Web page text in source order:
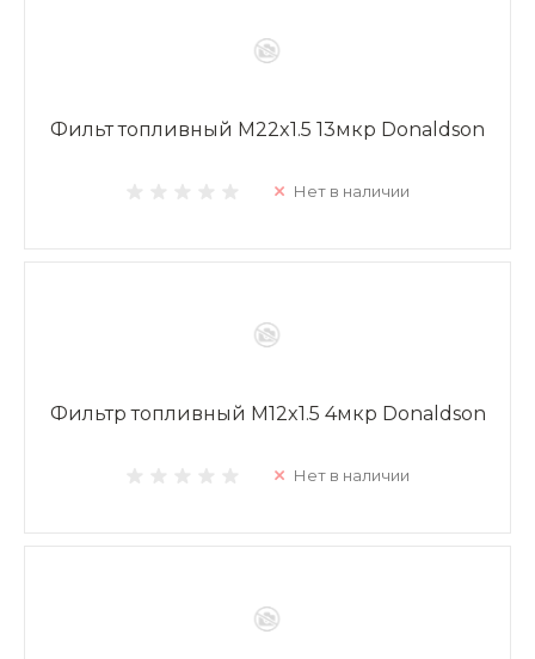
Фильт топливный M22x1.5 13мкр Donaldson
Нет в наличии
Фильтр топливный M12x1.5 4мкр Donaldson
Нет в наличии